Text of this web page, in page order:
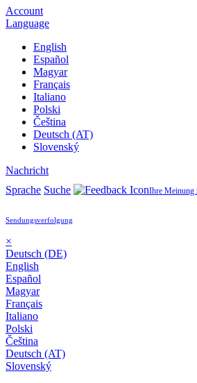
Account
Language
English
Español
Magyar
Français
Italiano
Polski
Čeština
Deutsch (AT)
Slovenský
Nachricht
Sprache Suche Ihre Meinung
Sendungsverfolgung
×
Deutsch (DE)
English
Español
Magyar
Français
Italiano
Polski
Čeština
Deutsch (AT)
Slovenský